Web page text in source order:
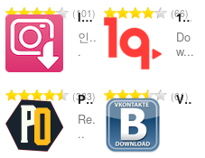
총
등
급
101
총
등
급
66
Instagram Downloader (IDL Helper)
인..
.
총
등
급
383
1qvid - Free Video Downloader
Do
w...
총61
PopUpOFF - Popup and overlay blocker
Re.
..
Vkontakte Download